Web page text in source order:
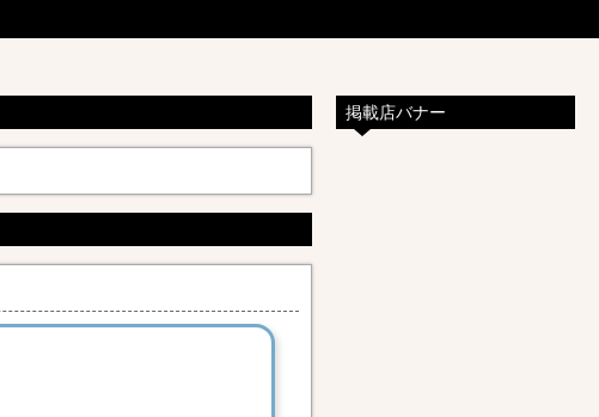
掲載店バナー